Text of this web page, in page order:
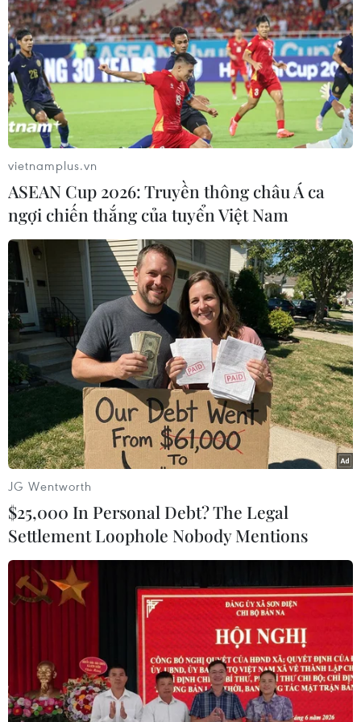
Tổng thống Nga chưa xác nhận tham gia
cuộc gặp 4 bên về Ukraine
12/01/2015 22:44
Tổng thống Nga Vladimir Putin chưa xác nhận sẽ tham
gia cuộc gặp thượng đỉnh bốn bên về Ukraine dự kiến
diễn ra ngày 15/1 tới tại thủ đô Astana của Kazakhstan.
Kế hoạch gặp thượng đỉnh bốn bên thảo
vietnamplus.vn
ASEAN Cup 2026: Truyền thông châu Á ca
ngợi chiến thắng của tuyển Việt Nam
JG Wentworth
$25,000 In Personal Debt? The Legal
Settlement Loophole Nobody Mentions